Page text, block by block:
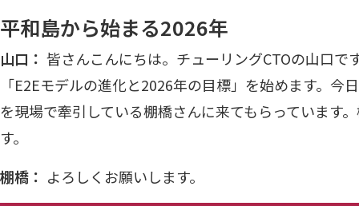
平和島から始まる2026年
山口： 皆さんこんにちは。チューリングCTOの山口で
「E2Eモデルの進化と2026年の目標」を始めます。今
を現場で牽引している棚橋さんに来てもらっています
す。
棚橋： よろしくお願いします。